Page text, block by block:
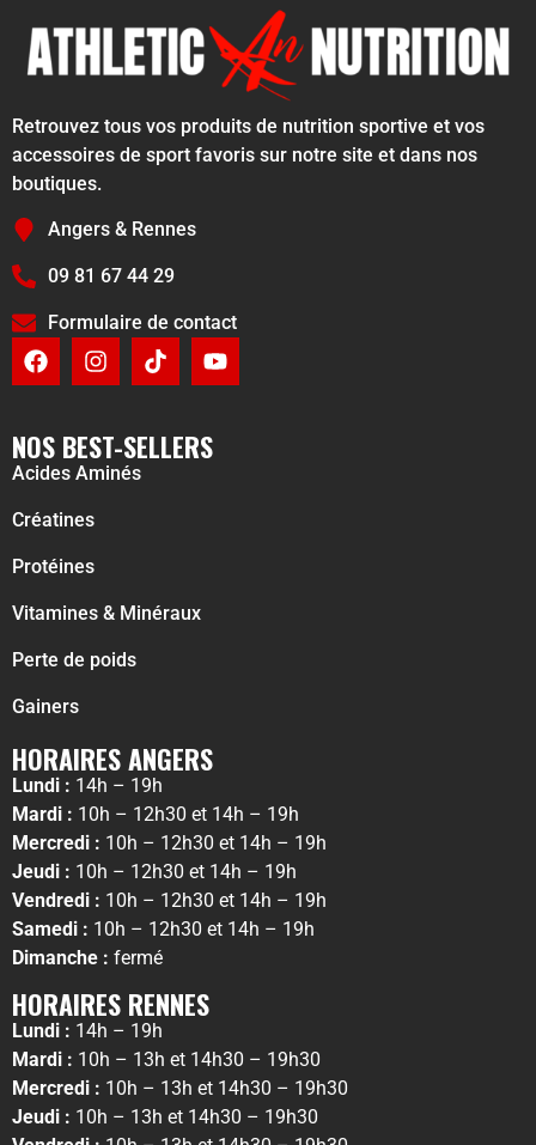
Retrouvez tous vos produits de nutrition sportive et vos
accessoires de sport favoris sur notre site et dans nos
boutiques.
Angers & Rennes
09 81 67 44 29
Formulaire de contact
NOS BEST-SELLERS
Acides Aminés
Créatines
Protéines
Vitamines & Minéraux
Perte de poids
Gainers
HORAIRES ANGERS
Lundi : 14h – 19h
Mardi : 10h – 12h30 et 14h – 19h
Mercredi : 10h – 12h30 et 14h – 19h
Jeudi : 10h – 12h30 et 14h – 19h
Vendredi : 10h – 12h30 et 14h – 19h
Samedi : 10h – 12h30 et 14h – 19h
Dimanche : fermé
HORAIRES RENNES
Lundi : 14h – 19h
Mardi : 10h – 13h et 14h30 – 19h30
Mercredi : 10h – 13h et 14h30 – 19h30
Jeudi : 10h – 13h et 14h30 – 19h30